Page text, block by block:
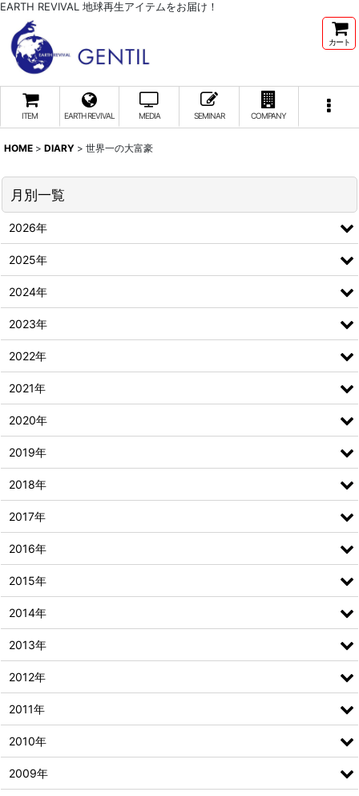
EARTH REVIVAL 地球再生アイテムをお届け！
カート
ITEM EARTH REVIVAL MEDIA SEMINAR COMPANY
HOME > DIARY > 世界一の大富豪
月別一覧
2026年
2025年
2024年
2023年
2022年
2021年
2020年
2019年
2018年
2017年
2016年
2015年
2014年
2013年
2012年
2011年
2010年
2009年